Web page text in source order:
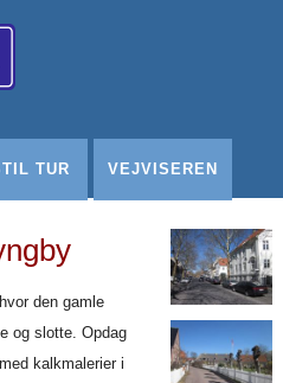
TUR VEJVISEREN
den gamle
og slotte. Opdag
kalkmalerier i